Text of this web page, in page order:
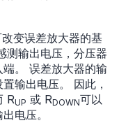
变误差放大器的基
测输出电压，分压器
。 误差放大器的输
输出电压。 因此，
RUP 或 RDOWN可以
电压。